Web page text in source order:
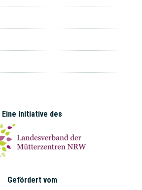
Eine Initiative des
Gefördert vom